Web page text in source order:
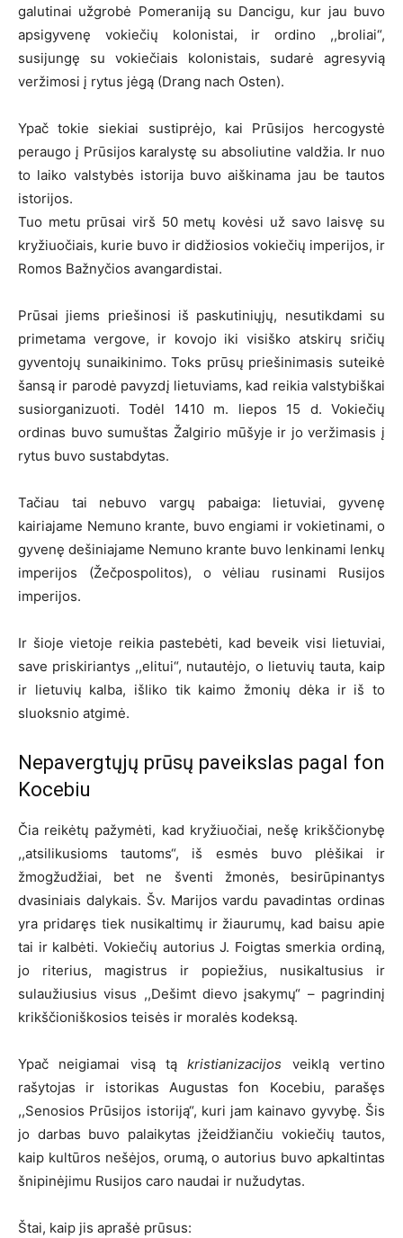
galutinai užgrobė Pomeraniją su Dancigu, kur jau buvo
apsigyvenę vokiečių kolonistai, ir ordino ,,broliai“,
susijungę su vokiečiais kolonistais, sudarė agresyvią
veržimosi į rytus jėgą (Drang nach Osten).
Ypač tokie siekiai sustiprėjo, kai Prūsijos hercogystė
peraugo į Prūsijos karalystę su absoliutine valdžia. Ir nuo
to laiko valstybės istorija buvo aiškinama jau be tautos
istorijos.
Tuo metu prūsai virš 50 metų kovėsi už savo laisvę su
kryžiuočiais, kurie buvo ir didžiosios vokiečių imperijos, ir
Romos Bažnyčios avangardistai.
Prūsai jiems priešinosi iš paskutiniųjų, nesutikdami su
primetama vergove, ir kovojo iki visiško atskirų sričių
gyventojų sunaikinimo. Toks prūsų priešinimasis suteikė
šansą ir parodė pavyzdį lietuviams, kad reikia valstybiškai
susiorganizuoti. Todėl 1410 m. liepos 15 d. Vokiečių
ordinas buvo sumuštas Žalgirio mūšyje ir jo veržimasis į
rytus buvo sustabdytas.
Tačiau tai nebuvo vargų pabaiga: lietuviai, gyvenę
kairiajame Nemuno krante, buvo engiami ir vokietinami, o
gyvenę dešiniajame Nemuno krante buvo lenkinami lenkų
imperijos (Žečpospolitos), o vėliau rusinami Rusijos
imperijos.
Ir šioje vietoje reikia pastebėti, kad beveik visi lietuviai,
save priskiriantys ,,elitui“, nutautėjo, o lietuvių tauta, kaip
ir lietuvių kalba, išliko tik kaimo žmonių dėka ir iš to
sluoksnio atgimė.
Nepavergtųjų prūsų paveikslas pagal fon
Kocebiu
Čia reikėtų pažymėti, kad kryžiuočiai, nešę krikščionybę
,,atsilikusioms tautoms“, iš esmės buvo plėšikai ir
žmogžudžiai, bet ne šventi žmonės, besirūpinantys
dvasiniais dalykais. Šv. Marijos vardu pavadintas ordinas
yra pridaręs tiek nusikaltimų ir žiaurumų, kad baisu apie
tai ir kalbėti. Vokiečių autorius J. Foigtas smerkia ordiną,
jo riterius, magistrus ir popiežius, nusikaltusius ir
sulaužiusius visus ,,Dešimt dievo įsakymų“ – pagrindinį
krikščioniškosios teisės ir moralės kodeksą.
Ypač neigiamai visą tąkristianizacijos veiklą vertino
rašytojas ir istorikas Augustas fon Kocebiu, parašęs
,,Senosios Prūsijos istoriją“, kuri jam kainavo gyvybę. Šis
jo darbas buvo palaikytas įžeidžiančiu vokiečių tautos,
kaip kultūros nešėjos, orumą, o autorius buvo apkaltintas
šnipinėjimu Rusijos caro naudai ir nužudytas.
Štai, kaip jis aprašė prūsus: